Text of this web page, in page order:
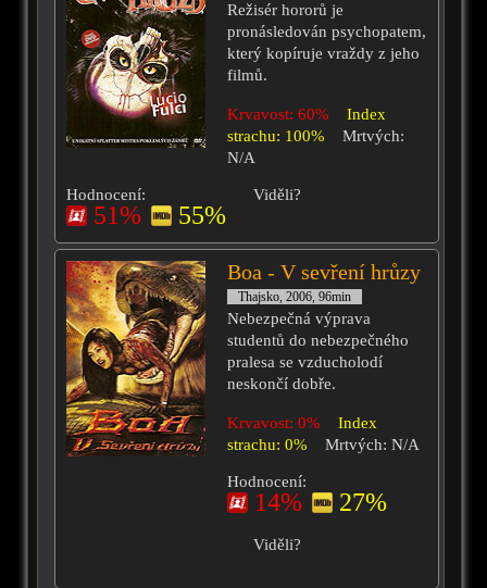
Režisér hororů je
pronásledován psychopatem,
který kopíruje vraždy z jeho
filmů.
Krvavost: 60%
Index
strachu: 100%
Mrtvých:
N/A
Hodnocení:
51% 55%
Viděli?
Boa - V sevření hrůzy
Thajsko, 2006, 96min
Nebezpečná výprava
studentů do nebezpečného
pralesa se vzducholodí
neskončí dobře.
Krvavost: 0%
Index
strachu: 0%
Mrtvých: N/A
Hodnocení:
14% 27%
Viděli?